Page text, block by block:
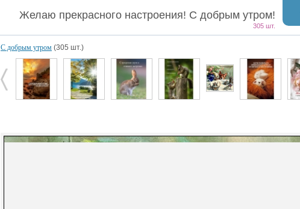
Желаю прекрасного настроения! С добрым утром!
305 шт.
С добрым утром (305 шт.)